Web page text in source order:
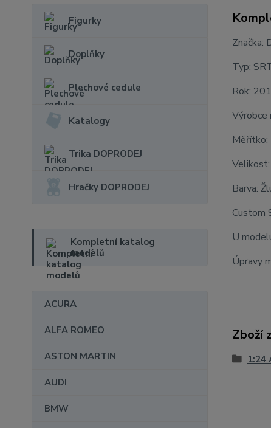
Figurky
Doplňky
Plechové cedule
Katalogy
Trika DOPRODEJ
Hračky DOPRODEJ
Kompletní katalog
modelů
ACURA
ALFA ROMEO
ASTON MARTIN
AUDI
BMW
Značka:
Typ:
Rok:
Výrobce
Měřítko:
Barva:
Custom
U
Úpravy
Zboží
1:24